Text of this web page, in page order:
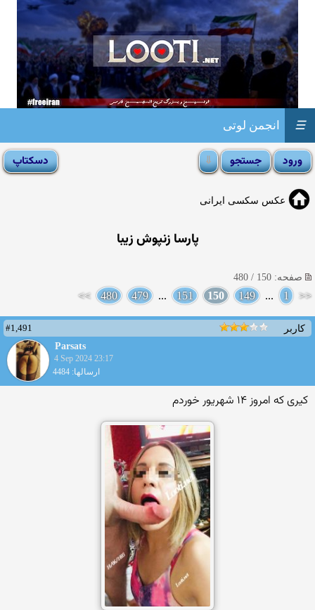
انجمن لوتی ☰
عکس سکسی ایرانی
پارسا زنپوش زیبا
صفحه: 150 / 480
<<
1
...
149
150
151
...
479
480
>>
کاربر
#1,491
Parsats
4 Sep 2024 23:17
ارسالها: 4484
کیری که امروز ۱۴ شهریور خوردم